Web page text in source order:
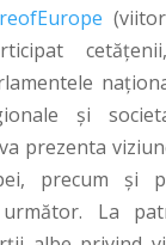
și
prezenta
precum și
La